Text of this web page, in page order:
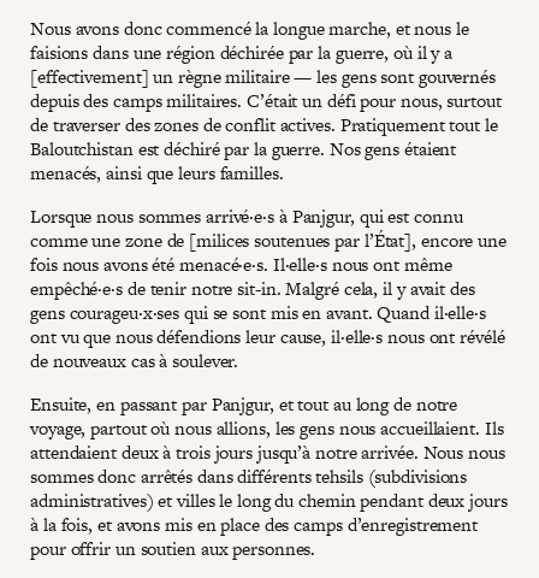
Nous avons donc commencé la longue marche, et nous le
faisions dans une région déchirée par la guerre, où il y a
[effectivement] un règne militaire — les gens sont gouvernés
depuis des camps militaires. C’était un défi pour nous, surtout
de traverser des zones de conflit actives. Pratiquement tout le
Baloutchistan est déchiré par la guerre. Nos gens étaient
menacés, ainsi que leurs familles.
Lorsque nous sommes arrivé·e·s à Panjgur, qui est connu
comme une zone de [milices soutenues par l’État], encore une
fois nous avons été menacé·e·s. Il·elle·s nous ont même
empêché·e·s de tenir notre sit-in. Malgré cela, il y avait des
gens courageu·x·ses qui se sont mis en avant. Quand il·elle·s
ont vu que nous défendions leur cause, il·elle·s nous ont révélé
de nouveaux cas à soulever.
Ensuite, en passant par Panjgur, et tout au long de notre
voyage, partout où nous allions, les gens nous accueillaient. Ils
attendaient deux à trois jours jusqu’à notre arrivée. Nous nous
sommes donc arrêtés dans différents tehsils (subdivisions
administratives) et villes le long du chemin pendant deux jours
à la fois, et avons mis en place des camps d’enregistrement
pour offrir un soutien aux personnes.